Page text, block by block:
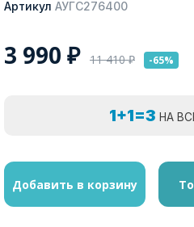
Артикул АУГС276400
3 990 ₽ 11 410₽ -65%
1+1=3 НА
Добавить в корзину